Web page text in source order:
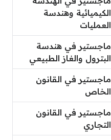
الكيميائية وهندسة
العمليات
ماجستير في هندسة
البترول والغاز الطبيعي
ماجستير في القانون
الخاص
ماجستير في القانون
التجاري